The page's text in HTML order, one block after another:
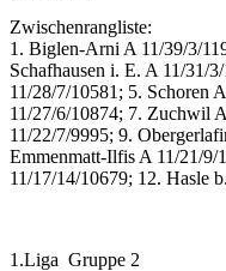
Zwischenrangliste:
1. Biglen-Arni A 11/39/3/
Schafhausen i. E. A 11/31/
11/28/7/10581; 5. Schoren
11/27/6/10874; 7. Zuchwil
11/22/7/9995; 9.
Emmenmatt-Ilfis A 11/21/
11/17/14/10679; 12. Hasle
1.Liga Gruppe 2